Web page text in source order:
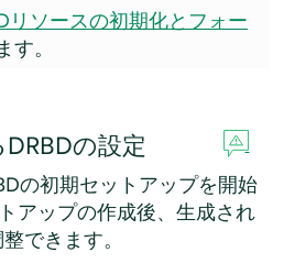
リソースの初期化とフォー
す。
の設定
の初期セットアップを開始
アップの作成後、生成され
できます。